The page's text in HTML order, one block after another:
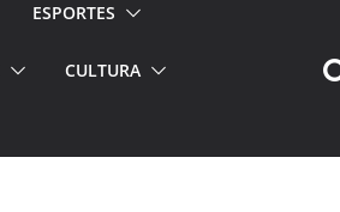
ESPORTES
CULTURA